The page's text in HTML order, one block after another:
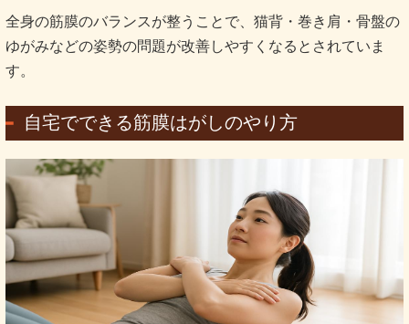
全身の筋膜のバランスが整うことで、猫背・巻き肩・骨盤の
ゆがみなどの姿勢の問題が改善しやすくなるとされていま
す。
自宅でできる筋膜はがしのやり方